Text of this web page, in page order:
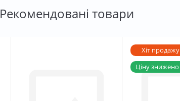
Рекомендовані товари
Хіт продажу
Ціну знижено